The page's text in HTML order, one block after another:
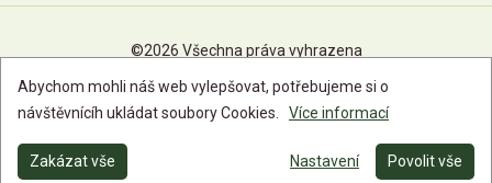
©2026 Všechna práva vyhrazena
Abychom mohli náš web vylepšovat, potřebujeme si o
návštěvnícíh ukládat soubory Cookies.
Více informací
Zakázat vše Nastavení Povolit vše